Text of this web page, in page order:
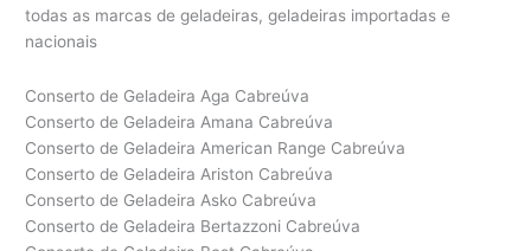
todas as marcas de geladeiras, geladeiras importadas e
nacionais
Conserto de Geladeira Aga Cabreúva
Conserto de Geladeira Amana Cabreúva
Conserto de Geladeira American Range Cabreúva
Conserto de Geladeira Ariston Cabreúva
Conserto de Geladeira Asko Cabreúva
Conserto de Geladeira Bertazzoni Cabreúva